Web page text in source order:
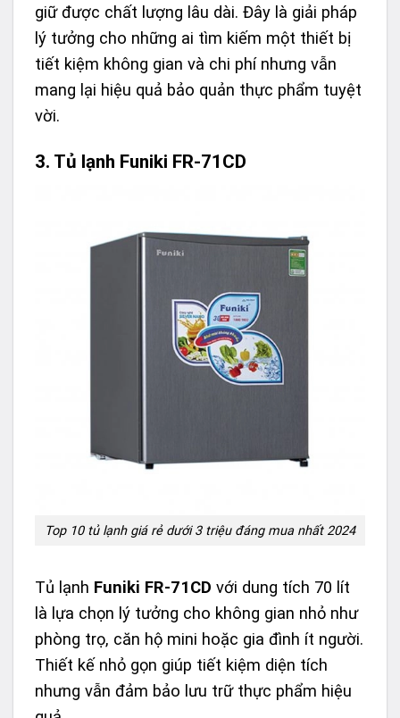
giữ được chất lượng lâu dài. Đây là giải pháp
lý tưởng cho những ai tìm kiếm một thiết bị
tiết kiệm không gian và chi phí nhưng vẫn
mang lại hiệu quả bảo quản thực phẩm tuyệt
vời.
3. Tủ lạnh Funiki FR-71CD
Top 10 tủ lạnh giá rẻ dưới 3 triệu đáng mua nhất 2024
Tủ lạnh Funiki FR-71CD với dung tích 70 lít
là lựa chọn lý tưởng cho không gian nhỏ như
phòng trọ, căn hộ mini hoặc gia đình ít người.
Thiết kế nhỏ gọn giúp tiết kiệm diện tích
nhưng vẫn đảm bảo lưu trữ thực phẩm hiệu